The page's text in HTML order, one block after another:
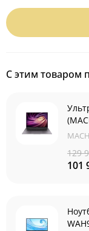
С этим товаром
129
101